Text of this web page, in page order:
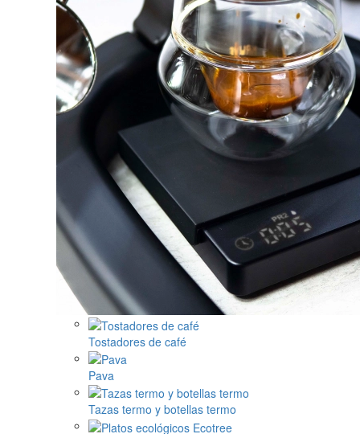
Tostadores de café
Pava
Tazas termo y botellas termo